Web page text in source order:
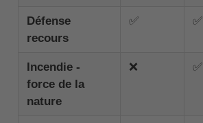
Défense
recours
✅ ✅
Incendie -
force de la
nature
❌ ✅